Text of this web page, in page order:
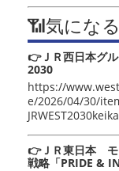
📶気にな
👉ＪＲ西日本グ
2030
https://
e/2026/04/30/
👉ＪＲ東日本 モ
戦略「PRIDE &